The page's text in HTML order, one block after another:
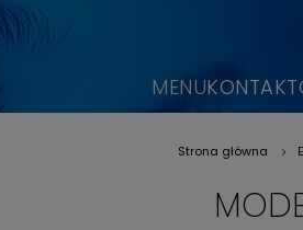
MENUKONTAKT
Strona główna